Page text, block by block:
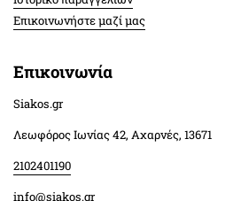
Επικοινωνήστε μαζί μας
Επικοινωνία
Siakos.gr
Λεωφόρος Ιωνίας 42, Αχαρνές, 13671
2102401190
info@siakos.gr